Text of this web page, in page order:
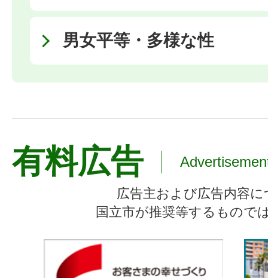
男女平等・多様な性
有料広告
広告主および広告内容
国立市が推奨等するもので